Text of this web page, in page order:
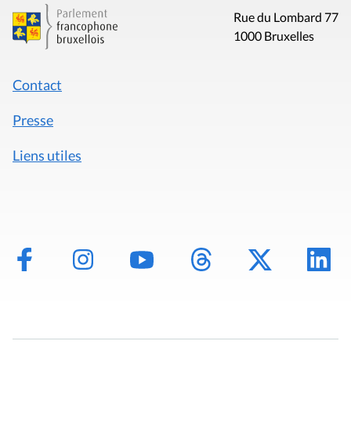
Rue du Lombard 77
1000 Bruxelles
Contact
Presse
Liens utiles